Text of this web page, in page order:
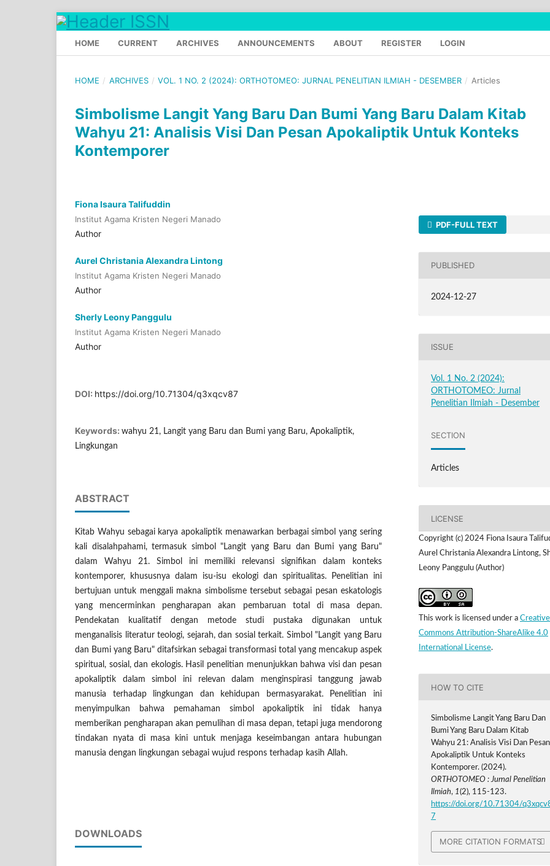
HOME CURRENT ARCHIVES ANNOUNCEMENTS ABOUT REGISTER LOGIN
HOME / ARCHIVES / VOL. 1 NO. 2 (2024): ORTHOTOMEO: JURNAL PENELITIAN ILMIAH - DESEMBER / Articles
Simbolisme Langit Yang Baru Dan Bumi Yang Baru Dalam Kitab
Wahyu 21: Analisis Visi Dan Pesan Apokaliptik Untuk Konteks
Kontemporer
Fiona Isaura Talifuddin
Institut Agama Kristen Negeri Manado
Author
Aurel Christania Alexandra Lintong
Institut Agama Kristen Negeri Manado
Author
Sherly Leony Panggulu
Institut Agama Kristen Negeri Manado
Author
DOI: https://doi.org/10.71304/q3xqcv87
Keywords: wahyu 21, Langit yang Baru dan Bumi yang Baru, Apokaliptik,
Lingkungan
ABSTRACT
Kitab Wahyu sebagai karya apokaliptik menawarkan berbagai simbol yang sering
kali disalahpahami, termasuk simbol "Langit yang Baru dan Bumi yang Baru"
dalam Wahyu 21. Simbol ini memiliki relevansi signifikan dalam konteks
kontemporer, khususnya dalam isu-isu ekologi dan spiritualitas. Penelitian ini
bertujuan untuk menggali makna simbolisme tersebut sebagai pesan eskatologis
yang mencerminkan pengharapan akan pembaruan total di masa depan.
Pendekatan kualitatif dengan metode studi pustaka digunakan untuk
menganalisis literatur teologi, sejarah, dan sosial terkait. Simbol "Langit yang Baru
dan Bumi yang Baru" ditafsirkan sebagai transformasi total yang mencakup aspek
spiritual, sosial, dan ekologis. Hasil penelitian menunjukkan bahwa visi dan pesan
apokaliptik dalam simbol ini relevan dalam menginspirasi tanggung jawab
manusia terhadap lingkungan dan kehidupan bermasyarakat. Penelitian ini
menyimpulkan bahwa pemahaman simbol apokaliptik ini tidak hanya
memberikan pengharapan akan pemulihan di masa depan, tetapi juga mendorong
tindakan nyata di masa kini untuk menjaga keseimbangan antara hubungan
manusia dengan lingkungan sebagai wujud respons terhadap kasih Allah.
DOWNLOADS
PDF-FULL TEXT
PUBLISHED
2024-12-27
ISSUE
Vol. 1 No. 2 (2024):
ORTHOTOMEO: Jurnal
Penelitian Ilmiah - Desember
SECTION
Articles
LICENSE
Copyright (c) 2024 Fiona Isaura
Aurel Christania Alexandra Lintong,
Leony Panggulu (Author)
This work is licensed under a Creative
Commons Attribution-ShareAlike 4.0
International License.
HOW TO CITE
Simbolisme Langit Yang Baru Dan
Bumi Yang Baru Dalam Kitab
Wahyu 21: Analisis Visi Dan Pesan
Apokaliptik Untuk Konteks
Kontemporer. (2024).
ORTHOTOMEO : Jurnal Penelitian
Ilmiah, 1(2), 115-123.
https://doi.org/10.71304/
7
MORE CITATION FORMATS